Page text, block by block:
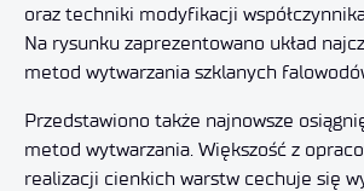
oraz techniki modyfikacji współczynnika
Na rysunku zaprezentowano układ
metod wytwarzania szklanych
Przedstawiono także najnowsze
metod wytwarzania. Większość z
realizacji cienkich warstw cechuje się